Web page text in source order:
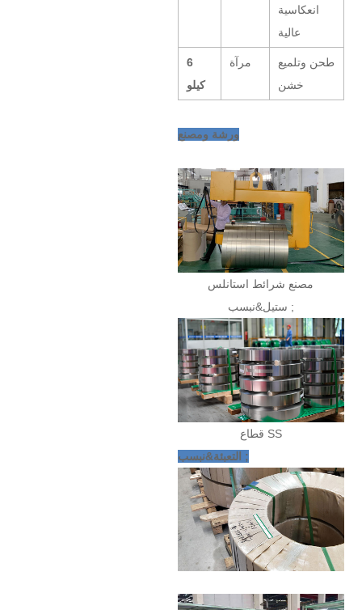
انعكاسية
عالية
6
كيلو
مرآة
طحن وتلميع
خشن
ورشة ومصنع
مصنع شرائط استانلس
ستيل&نبسب ;
قطاع SS
التعبئة&نبسب ;